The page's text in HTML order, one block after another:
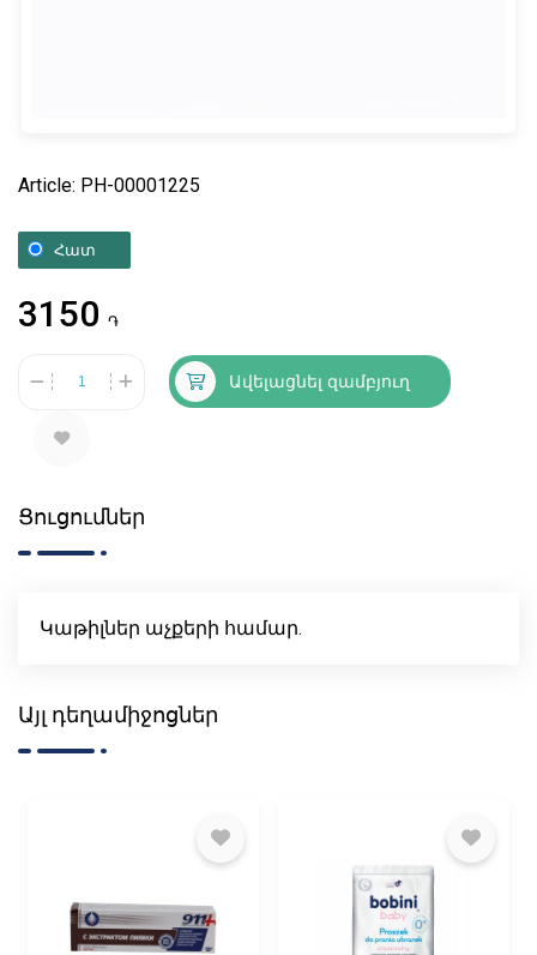
Article: PH-00001225
Հատ
3150 ֏
Ավելացնել զամբյուղ
Ցուցումներ
Կաթիլներ աչքերի համար.
Այլ դեղամիջոցներ